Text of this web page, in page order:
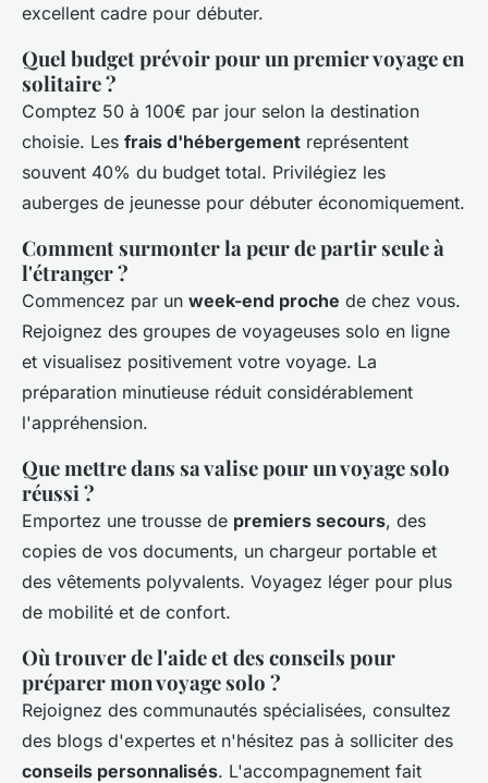
excellent cadre pour débuter.
Quel budget prévoir pour un premier voyage en
solitaire ?
Comptez 50 à 100€ par jour selon la destination
choisie. Les frais d'hébergement représentent
souvent 40% du budget total. Privilégiez les
auberges de jeunesse pour débuter économiquement.
Comment surmonter la peur de partir seule à
l'étranger ?
Commencez par un week-end proche de chez vous.
Rejoignez des groupes de voyageuses solo en ligne
et visualisez positivement votre voyage. La
préparation minutieuse réduit considérablement
l'appréhension.
Que mettre dans sa valise pour un voyage solo
réussi ?
Emportez une trousse de premiers secours, des
copies de vos documents, un chargeur portable et
des vêtements polyvalents. Voyagez léger pour plus
de mobilité et de confort.
Où trouver de l'aide et des conseils pour
préparer mon voyage solo ?
Rejoignez des communautés spécialisées, consultez
des blogs d'expertes et n'hésitez pas à solliciter des
conseils personnalisés. L'accompagnement fait